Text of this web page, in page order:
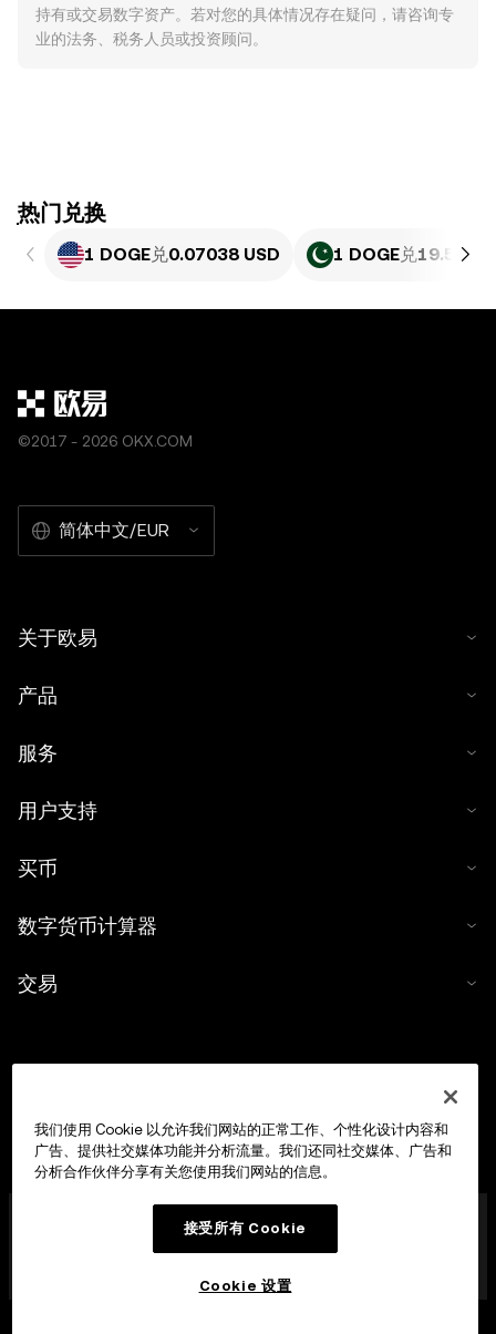
持有或交易数字资产。若对您的具体情况存在疑问，请咨询专
业的法务、税务人员或投资顾问。
ִִִִִִִִִִִִִִִִִִִִִִִִִִִִִִִִִִִִִִִִִִִִִִִִ热门兑换
1 DOGE兑0.07038 USD 1 DOGE兑19.55
©2017 - 2026 OKX.COM
简体中文/EUR
关于欧易
产品
服务
用户支持
买币
数字货币计算器
交易
(MFSA) 依据《数字货币资产市场法案》(马耳他法律第 647
章) 第 28 条授权成立的数字货币资产服务提供商 (CASP)，
获准开展数字货币资产交易平台业务。
我们使用 Cookie 以允许我们网站的正常工作、个性化设计内容和
广告、提供社交媒体功能并分析流量。我们还同社交媒体、广告和
分析合作伙伴分享有关您使用我们网站的信息。
接受所有 Cookie
Cookie 设置